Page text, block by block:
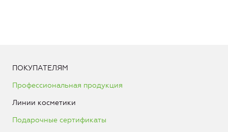
ПОКУПАТЕЛЯМ
Профессиональная продукция
Линии косметики
Подарочные сертификаты